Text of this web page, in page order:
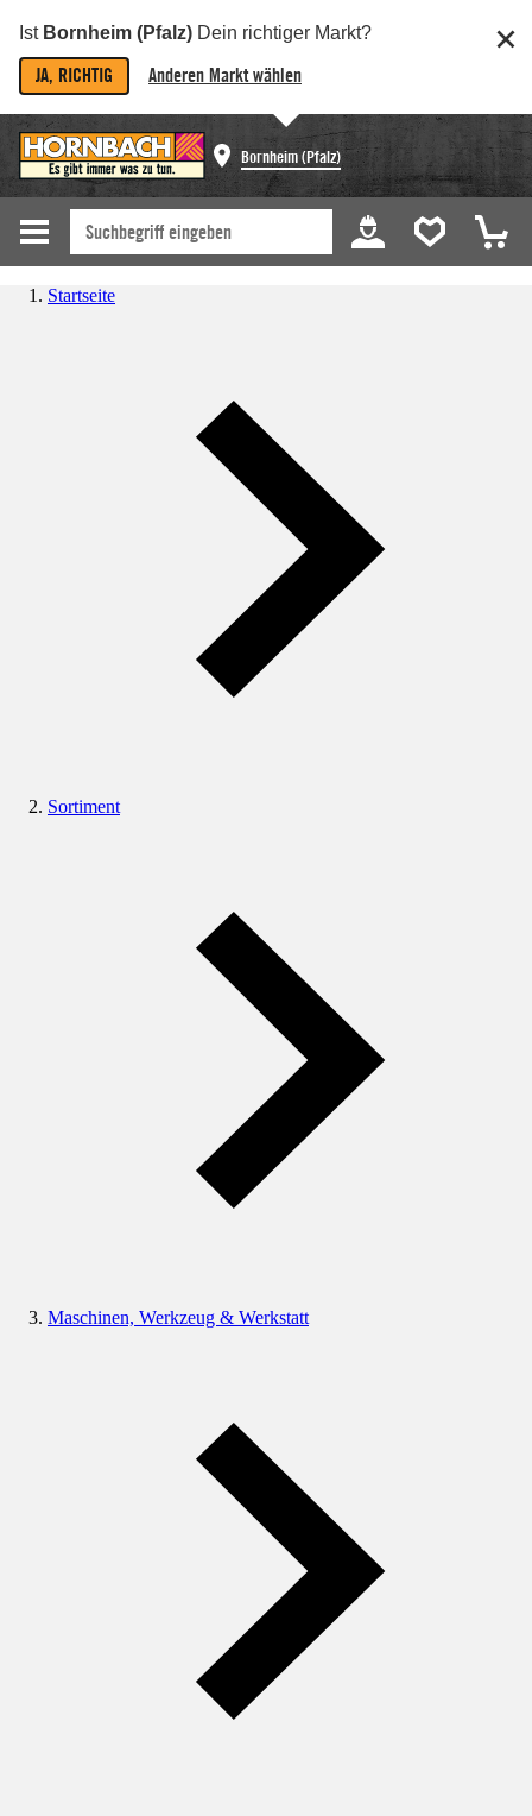
Ist Bornheim (Pfalz) Dein richtiger Markt?
JA, RICHTIG Anderen Markt wählen
Bornheim (Pfalz)
Startseite
Sortiment
Maschinen, Werkzeug & Werkstatt